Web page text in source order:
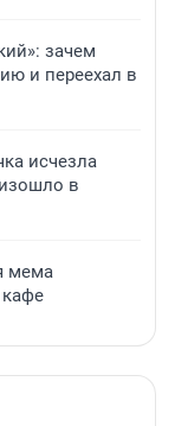
зачем
и переехал в
исчезла
в
мема